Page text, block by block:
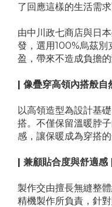
了回應這樣的生活需求
由中川政七商店與日
發，選用100%烏茲別
盈，帶來不造成負擔的
| 像疊穿高領內搭般自
以高領造型為設計基
搭。不僅保留溫暖脖
感，讓保暖成為穿搭
| 兼顧貼合度與舒適感
製作交由擅長無縫整
精機製作所負責，針